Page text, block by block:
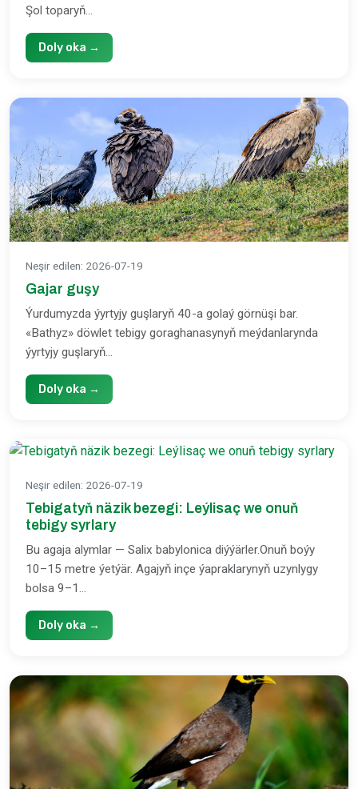
Şol toparyň...
Doly oka →
Neşir edilen: 2026-07-19
Gajar guşy
Ýurdumyzda ýyrtyjy guşlaryň 40-a golaý görnüşi bar.
«Bathyz» döwlet tebigy goraghanasynyň meýdanlarynda
ýyrtyjy guşlaryň...
Doly oka →
Neşir edilen: 2026-07-19
Tebigatyň näzik bezegi: Leýlisaç we onuň
tebigy syrlary
Bu agaja alymlar — Salix babylonica diýýärler.Onuň boýy
10–15 metre ýetýär. Agajyň inçe ýapraklarynyň uzynlygy
bolsa 9–1...
Doly oka →